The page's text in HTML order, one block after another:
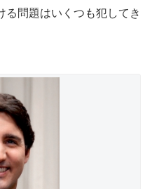
る問題はいくつも犯してき